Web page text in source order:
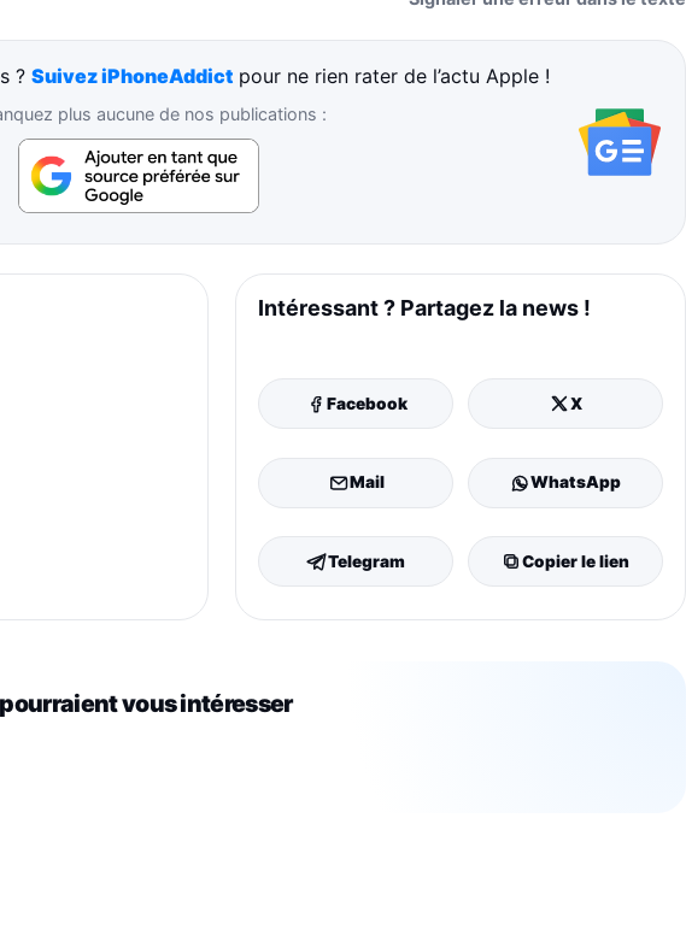
?Suivez iPhoneAddict pour ne rien rater de l’actu Apple !
plus aucune de nos publications :
Intéressant ? Partagez la news !
Facebook X
Mail WhatsApp
Telegram Copier le lien
vous intéresser